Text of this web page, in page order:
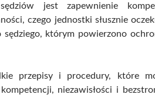
jest zapewnienie
czego jednostki słusznie
sędziego, którym powierzono
przepisy i procedury, które
niezawisłości i